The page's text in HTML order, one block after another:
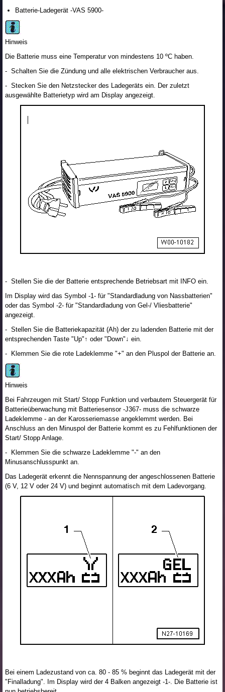
Batterie-Ladegerät -VAS 5900-
Hinweis
Die Batterie muss eine Temperatur von mindestens 10 ºC haben.
- Schalten Sie die Zündung und alle elektrischen Verbraucher aus.
- Stecken Sie den Netzstecker des Ladegeräts ein. Der zuletzt
ausgewählte Batterietyp wird am Display angezeigt.
- Stellen Sie die der Batterie entsprechende Betriebsart mit INFO ein.
Im Display wird das Symbol -1- für "Standardladung von Nassbatterien"
oder das Symbol -2- für "Standardladung von Gel-/ Vliesbatterie"
angezeigt.
- Stellen Sie die Batteriekapazität (Ah) der zu ladenden Batterie mit der
entsprechenden Taste "Up"↑ oder "Down"↓ ein.
- Klemmen Sie die rote Ladeklemme "+" an den Pluspol der Batterie an.
Hinweis
Bei Fahrzeugen mit Start/ Stopp Funktion und verbautem Steuergerät für
Batterieüberwachung mit Batteriesensor -J367- muss die schwarze
Ladeklemme - an der Karosseriemasse angeklemmt werden. Bei
Anschluss an den Minuspol der Batterie kommt es zu Fehlfunktionen der
Start/ Stopp Anlage.
- Klemmen Sie die schwarze Ladeklemme "-" an den
Minusanschlusspunkt an.
Das Ladegerät erkennt die Nennspannung der angeschlossenen Batterie
(6 V, 12 V oder 24 V) und beginnt automatisch mit dem Ladevorgang.
Bei einem Ladezustand von ca. 80 - 85 % beginnt das Ladegerät mit der
"Finalladung". Im Display wird der 4 Balken angezeigt -1-. Die Batterie ist